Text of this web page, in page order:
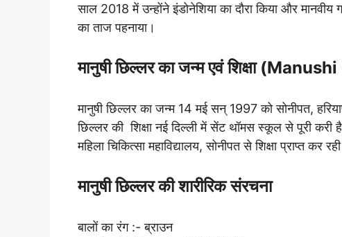
साल 2018 में उन्होंने इंडोनेशिया का दौरा किया और मानवीय
का ताज पहनाया।
मानुषी छिल्लर का जन्म एवं शिक्षा
मानुषी छिल्लर का जन्म 14 मई सन् 1997 को सोनीपत,
छिल्लर की शिक्षा नई दिल्ली में सेंट थॉमस स्कूल से पूरी
महिला चिकित्सा महाविद्यालय, सोनीपत से शिक्षा प्राप्त कर
मानुषी छिल्लर की शारीरिक संरचना
बालों का रंग :- ब्राउन